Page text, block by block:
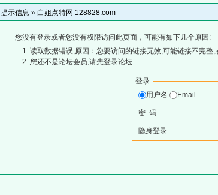
提示信息 » 白姐点特网 128828.com
您没有登录或者您没有权限访问此页面，可能有如下几个原因:
读取数据错误,原因：您要访问的链接无效,可能链接不完整,
您还不是论坛会员,请先登录论坛
登录
用户名
Email
密 码
隐身登录